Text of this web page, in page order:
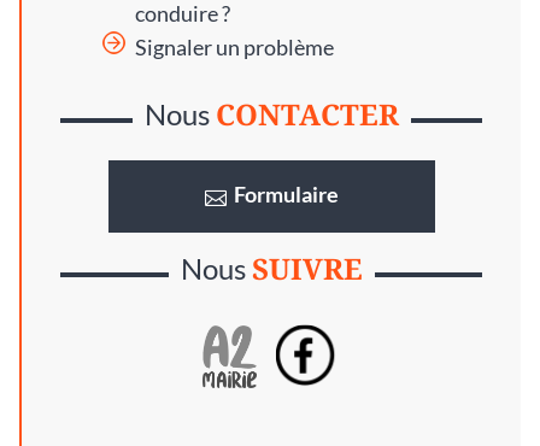
conduire ?
Signaler un problème
Nous CONTACTER
Formulaire
NousSUIVRE